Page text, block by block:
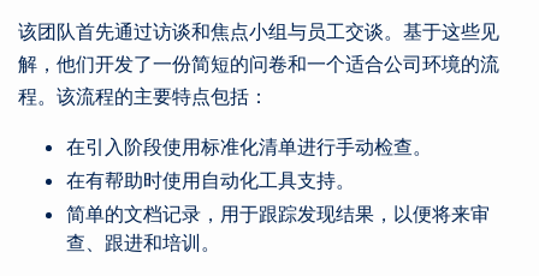
该团队首先通过访谈和焦点小组与员工交谈。基于这些见
解，他们开发了一份简短的问卷和一个适合公司环境的流
程。该流程的主要特点包括：
在引入阶段使用标准化清单进行手动检查。
在有帮助时使用自动化工具支持。
简单的文档记录，用于跟踪发现结果，以便将来审
查、跟进和培训。